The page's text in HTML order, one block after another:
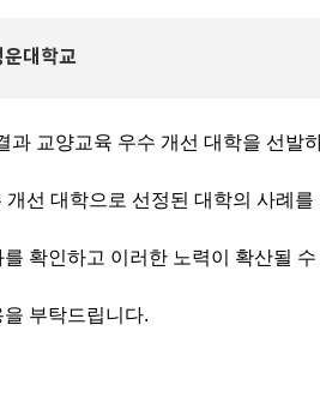
대학교
교양교육 우수 개선 대학을 선발
선 대학으로 선정된 대학의 사례를
확인하고 이러한 노력이 확산될 수
부탁드립니다.